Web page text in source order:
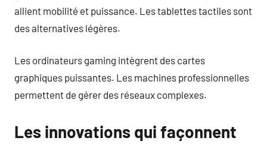
allient mobilité et puissance. Les tablettes tactiles sont
des alternatives légères.
Les ordinateurs gaming intègrent des cartes
graphiques puissantes. Les machines professionnelles
permettent de gérer des réseaux complexes.
Les innovations qui façonnent